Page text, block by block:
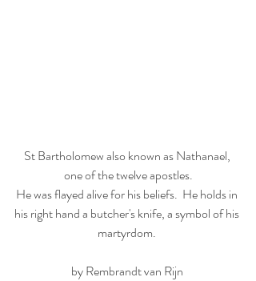
St Bartholomew also known as Nathanael,
one of the twelve apostles.
He was flayed alive for his beliefs.  He holds in
his right hand a butcher's knife, a symbol of his
martyrdom.
by Rembrandt van Rijn